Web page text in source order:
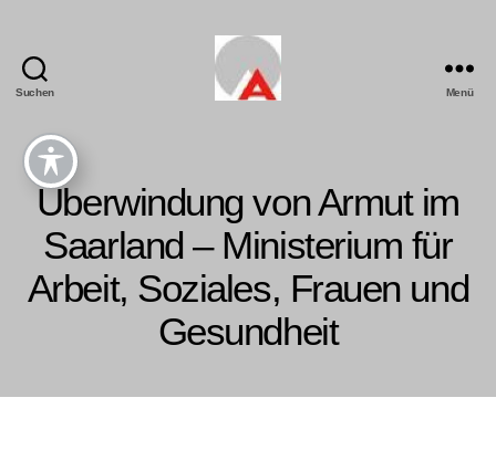
Suchen Menü
Überwindung von Armut im
Saarland – Ministerium für
Arbeit, Soziales, Frauen und
Gesundheit